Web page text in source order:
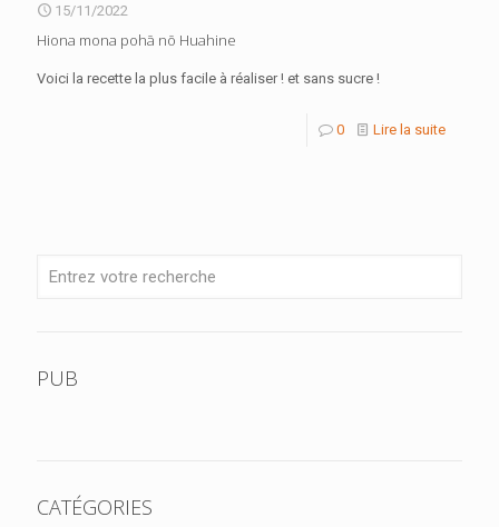
15/11/2022
Hiona mona pohā nō Huahine
Voici la recette la plus facile à réaliser ! et sans sucre !
0 Lire la suite
PUB
CATÉGORIES